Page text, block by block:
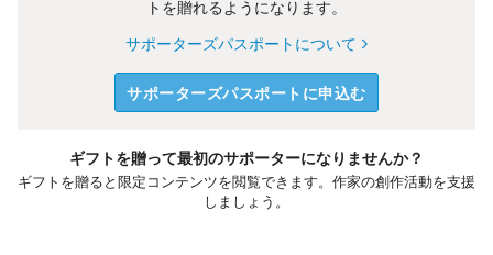
トを贈れるようになります。
サポーターズパスポートについて
サポーターズパスポートに申込む
ギフトを贈って最初のサポーターになりませんか？
ギフトを贈ると限定コンテンツを閲覧できます。作家の創作活動を支援
しましょう。